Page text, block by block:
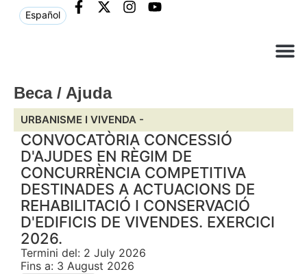
Español
Beca / Ajuda
URBANISME I VIVENDA -
CONVOCATÒRIA CONCESSIÓ
D'AJUDES EN RÈGIM DE
CONCURRÈNCIA COMPETITIVA
DESTINADES A ACTUACIONS DE
REHABILITACIÓ I CONSERVACIÓ
D'EDIFICIS DE VIVENDES. EXERCICI
2026.
Termini del: 2 July 2026
Fins a: 3 August 2026